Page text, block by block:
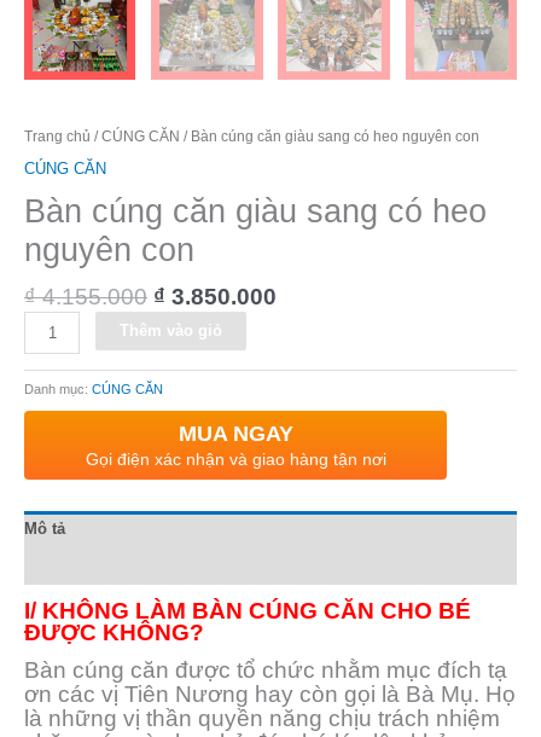
Trang chủ /CÚNG CĂN / Bàn cúng căn giàu sang có heo nguyên con
CÚNG CĂN
Bàn cúng căn giàu sang có heo
nguyên con
₫4.155.000 ₫ 3.850.000
Thêm vào giỏ
Danh mục: CÚNG CĂN
MUA NGAY
Gọi điện xác nhận và giao hàng tận nơi
Mô tả
I/ KHÔNG LÀM BÀN CÚNG CĂN CHO BÉ
ĐƯỢC KHÔNG?
Bàn cúng căn được tổ chức nhằm mục đích tạ
ơn các vị Tiên Nương hay còn gọi là Bà Mụ. Họ
là những vị thần quyền năng chịu trách nhiệm